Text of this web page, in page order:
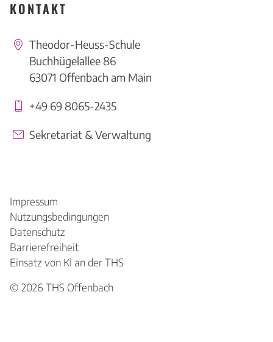
KONTAKT
Theodor-Heuss-Schule
Buchhügelallee 86
63071 Offenbach am Main
+49 69 8065-2435
Sekretariat & Verwaltung
Impressum
Nutzungsbedingungen
Datenschutz
Barrierefreiheit
Einsatz von KI an der THS
© 2026 THS Offenbach